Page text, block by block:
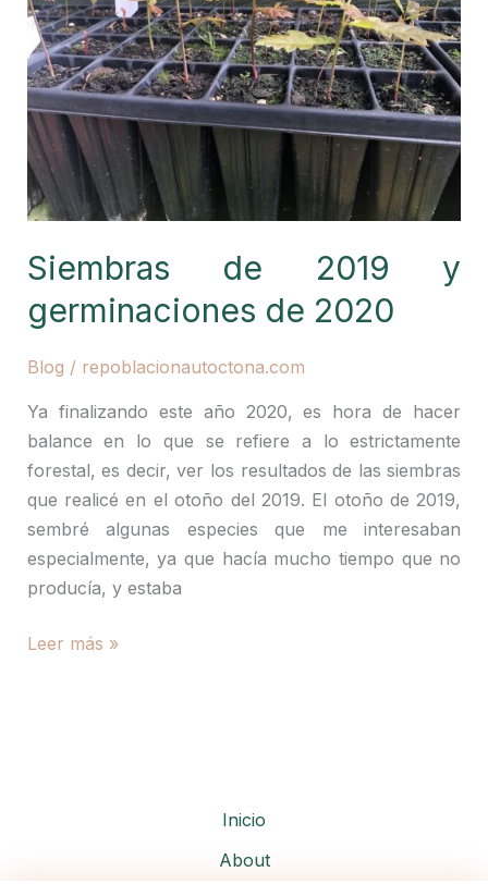
de
montpellier
Siembras de 2019 y
germinaciones de 2020
Blog / repoblacionautoctona.com
Ya finalizando este año 2020, es hora de hacer
balance en lo que se refiere a lo estrictamente
forestal, es decir, ver los resultados de las siembras
que realicé en el otoño del 2019. El otoño de 2019,
sembré algunas especies que me interesaban
especialmente, ya que hacía mucho tiempo que no
producía, y estaba
Siembras
Leer más »
Inicio
About